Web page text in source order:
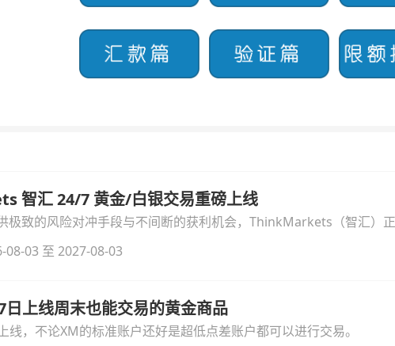
智汇 24/7 黄金/白银交易重磅上线
极致的风险对冲手段与不间断的获利机会，ThinkMarkets（智汇）
将为您详细拆解本次升级的核心交易品种、杠杆配置、支持软件及交
08-03 至 2027-08-03
上线周末也能交易的黄金商品
线，不论XM的标准账户还好是超低点差账户都可以进行交易。